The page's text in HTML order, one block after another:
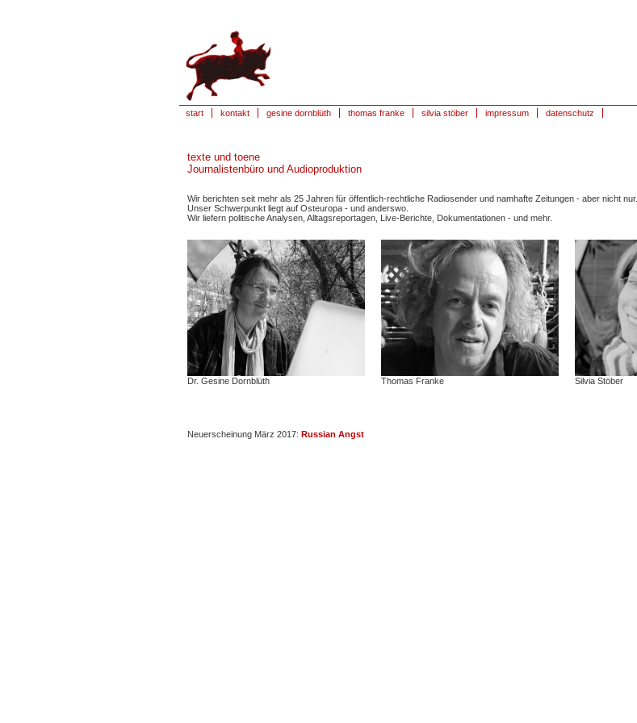
start
kontakt gesine dornblüth thomas franke silvia stöber impressum datenschutz
texte und toene
Journalistenbüro und Audioproduktion
Wir berichten seit mehr als 25 Jahren für öffentlich-rechtliche Radiosender und namhafte Zeitungen - aber nicht nur.
Unser Schwerpunkt liegt auf Osteuropa - und anderswo.
Wir liefern politische Analysen, Alltagsreportagen, Live-Berichte, Dokumentationen - und mehr.
Dr. Gesine Dornblüth Thomas Franke Silvia Stöber
Neuerscheinung März 2017: Russian Angst